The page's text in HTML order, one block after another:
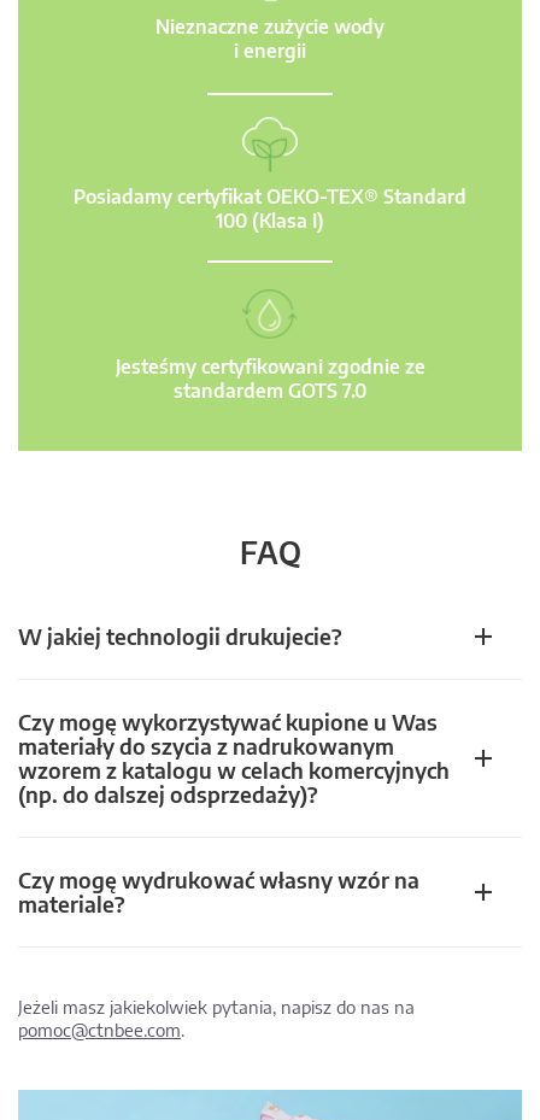
Nieznaczne zużycie wody
i energii
Posiadamy certyfikat OEKO-TEX® Standard
100 (Klasa I)
Jesteśmy certyfikowani zgodnie ze
standardem GOTS 7.0
FAQ
W jakiej technologii drukujecie?
Czy mogę wykorzystywać kupione u Was
materiały do szycia z nadrukowanym
wzorem z katalogu w celach komercyjnych
(np. do dalszej odsprzedaży)?
Czy mogę wydrukować własny wzór na
materiale?
Jeżeli masz jakiekolwiek pytania, napisz do nas na
pomoc@ctnbee.com.